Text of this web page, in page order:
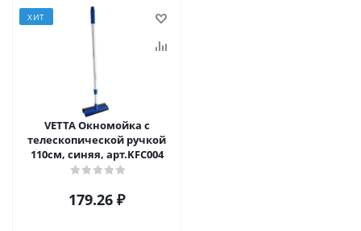
ХИТ
VETTA Окномойка с
телескопической ручкой
110см, синяя, арт.KFC004
179.26 ₽